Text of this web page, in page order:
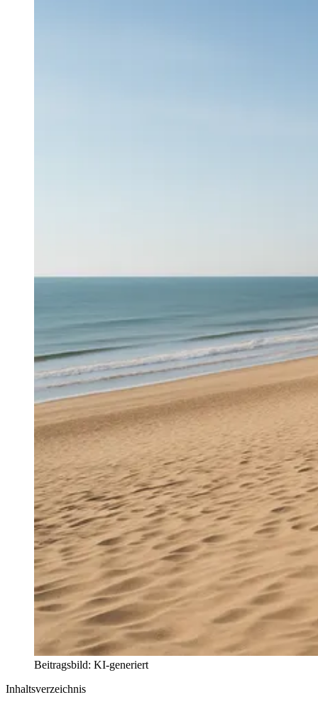
Beitragsbild: KI-generiert
Inhaltsverzeichnis